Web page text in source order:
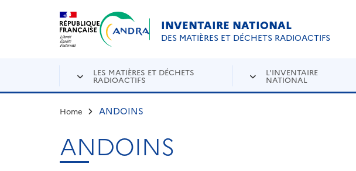
Aller au contenu principal
INVENTAIRE NATIONAL
DES MATIÈRES ET DÉCHETS RADIOACTIFS
LES MATIÈRES ET DÉCHETS
RADIOACTIFS
L'INVENTAIRE
NATIONAL
Home ANDOINS
ANDOINS